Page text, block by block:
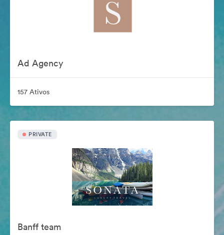
Ad Agency
157 Ativos
PRIVATE
Banff team